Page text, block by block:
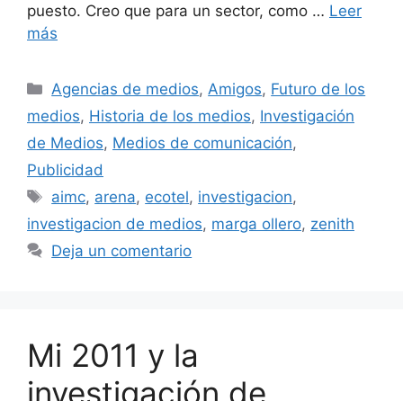
puesto. Creo que para un sector, como … Leer
más
Categorías
Agencias de medios, Amigos, Futuro de los
medios, Historia de los medios, Investigación
de Medios, Medios de comunicación,
Publicidad
Etiquetas
aimc, arena, ecotel, investigacion,
investigacion de medios, marga ollero, zenith
Deja un comentario
Mi 2011 y la
investigación de